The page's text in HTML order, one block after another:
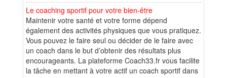
Le coaching sportif pour votre bien-être
Maintenir votre santé et votre forme dépend
également des activités physiques que vous pratiquez.
Vous pouvez le faire seul ou décider de le faire avec
un coach dans le but d’obtenir des résultats plus
encourageants. La plateforme Coach33.fr vous facilite
la tâche en mettant à votre actif un coach sportif dans